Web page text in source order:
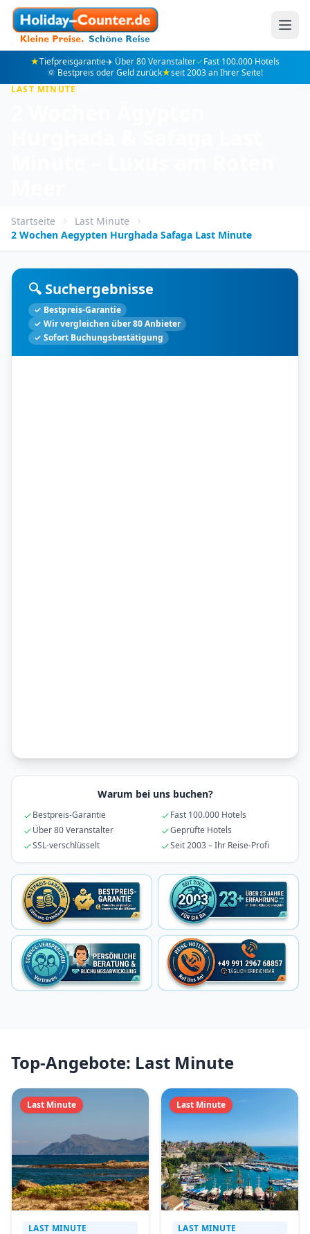
★Tiefpreisgarantie✈️ Über 80 Veranstalter✓Fast 100.000 Hotels
🌞 Bestpreis oder Geld zurück★seit 2003 an Ihrer Seite!
LAST MINUTE
Startseite
Last Minute
2 Wochen Aegypten Hurghada Safaga Last Minute
🔍 Suchergebnisse
✓ Bestpreis-Garantie
✓ Wir vergleichen über 80 Anbieter
✓ Sofort Buchungsbestätigung
Warum bei uns buchen?
Bestpreis-Garantie
Fast 100.000 Hotels
Über 80 Veranstalter
Geprüfte Hotels
SSL-verschlüsselt
Seit 2003 – Ihr Reise-Profi
Top-Angebote: Last Minute
Last Minute
LAST MINUTE
Last Minute
LAST MINUTE